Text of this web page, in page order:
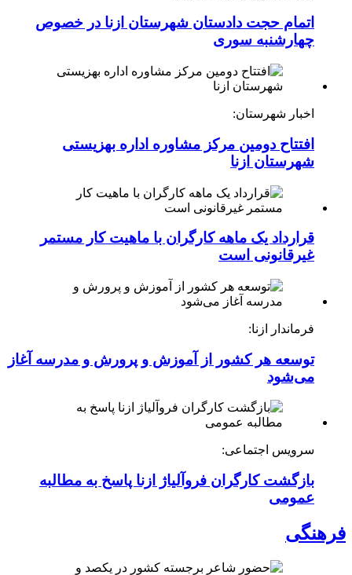
اتمام حجت دادستان شهرستان ازنا در خصوص
چهارشنبه ‌سوری
اخبار شهرستان:
افتتاح دومین مرکز مشاوره اداره بهزیستی
شهرستان ازنا
قرارداد یک ماهه کارگران با ماهیت کار مستمر
غیرقانونی است
فرماندار ازنا:
توسعه هر کشور از آموزش و پرورش و مدرسه آغاز
می‌شود
سرویس اجتماعی:
بازگشت کارگران فروآلیاژ ازنا پاسخ به مطالبه
عمومی
فرهنگی